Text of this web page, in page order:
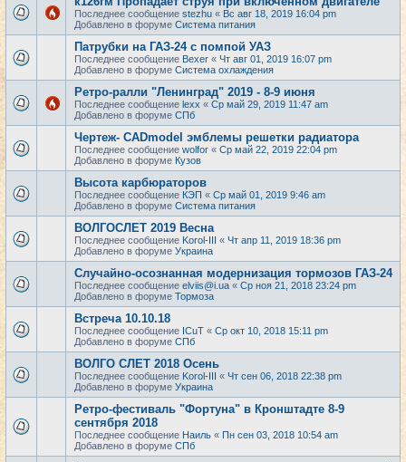
Последнее сообщение stezhu « Вс авг 18, 2019 16:04 pm
Добавлено в форуме Система питания
Патрубки на ГАЗ-24 с помпой УАЗ
Последнее сообщение Bexer « Чт авг 01, 2019 16:07 pm
Добавлено в форуме Система охлаждения
Ретро-ралли "Ленинград" 2019 - 8-9 июня
Последнее сообщение lexx « Ср май 29, 2019 11:47 am
Добавлено в форуме СПб
Чертеж- CADmodel эмблемы решетки радиатора
Последнее сообщение wolfor « Ср май 22, 2019 22:04 pm
Добавлено в форуме Кузов
Высота карбюраторов
Последнее сообщение КЭП « Ср май 01, 2019 9:46 am
Добавлено в форуме Система питания
ВОЛГОСЛЕТ 2019 Весна
Последнее сообщение Korol-III « Чт апр 11, 2019 18:36 pm
Добавлено в форуме Украина
Случайно-осознанная модернизация тормозов ГАЗ-24
Последнее сообщение elviis@i.ua « Ср ноя 21, 2018 23:24 pm
Добавлено в форуме Тормоза
Встреча 10.10.18
Последнее сообщение ICuT « Ср окт 10, 2018 15:11 pm
Добавлено в форуме СПб
ВОЛГО СЛЕТ 2018 Осень
Последнее сообщение Korol-III « Чт сен 06, 2018 22:38 pm
Добавлено в форуме Украина
Ретро-фестиваль "Фортуна" в Кронштадте 8-9
сентября 2018
Последнее сообщение Наиль « Пн сен 03, 2018 10:54 am
Добавлено в форуме СПб